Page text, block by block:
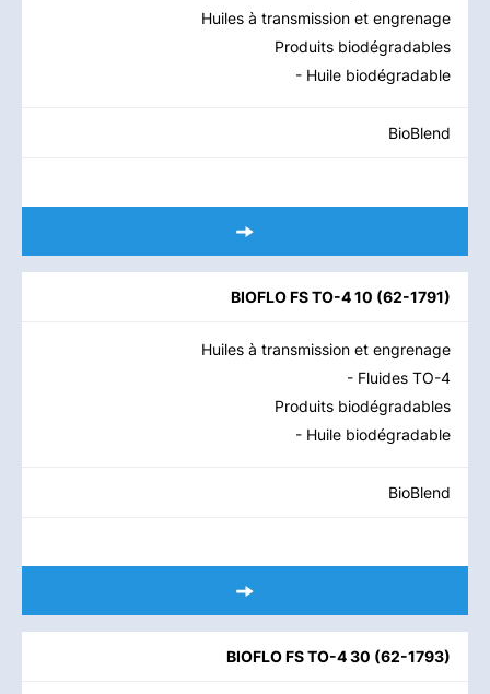
Huiles à transmission et engrenage
Produits biodégradables
- Huile biodégradable
BioBlend
BIOFLO FS TO-4 10 (62-1791)
Huiles à transmission et engrenage
- Fluides TO-4
Produits biodégradables
- Huile biodégradable
BioBlend
BIOFLO FS TO-4 30 (62-1793)